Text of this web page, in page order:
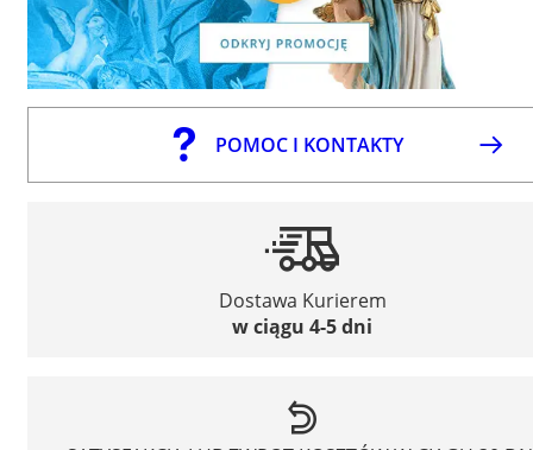
POMOC I KONTAKTY
Dostawa Kurierem
w ciągu 4-5 dni